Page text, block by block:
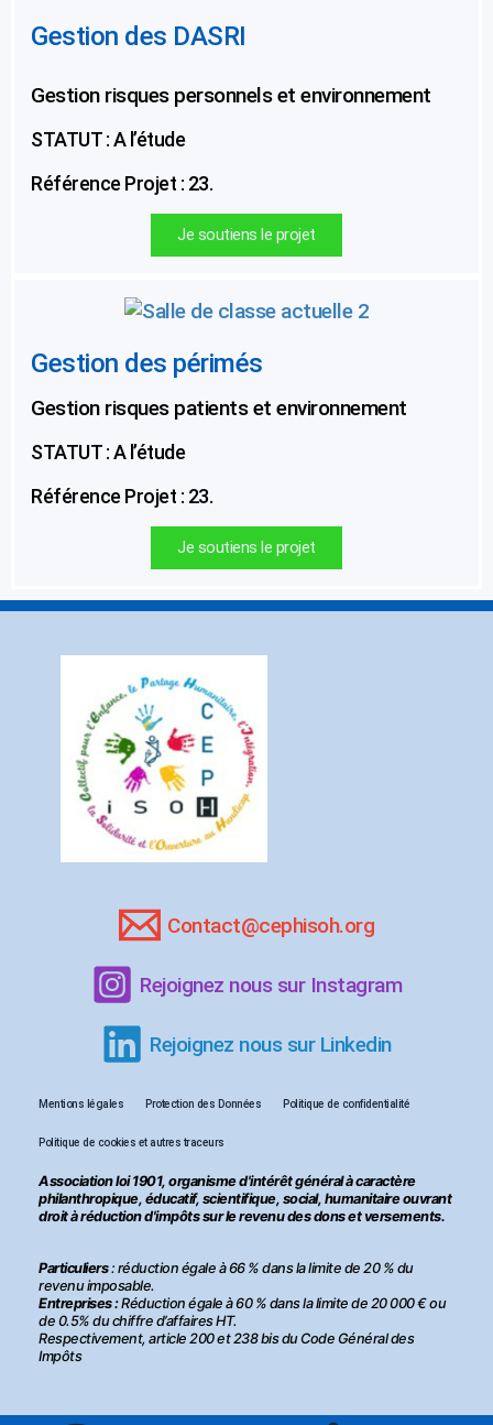
Gestion des DASRI
Gestion risques personnels et environnement
STATUT : A l’étude
Référence Projet : 23.
Je soutiens le projet
Gestion des périmés
Gestion risques patients et environnement
STATUT : A l’étude
Référence Projet : 23.
Je soutiens le projet
Contact@cephisoh.org
Rejoignez nous sur Instagram
Rejoignez nous sur Linkedin
Mentions légales Protection des Données Politique de confidentialité
Politique de cookies et autres traceurs
Association loi 1901, organisme d'intérêt général à caractère
philanthropique, éducatif, scientifique, social, humanitaire ouvrant
droit à réduction d'impôts sur le revenu des dons et versements.
Particuliers: réduction égale à 66 % dans la limite de 20 % du
revenu imposable.
Entreprises :Réduction égale à 60 % dans la limite de 20 000 € ou
de 0.5% du chiffre d’affaires HT.
Respectivement, article 200 et 238 bis du Code Général des
Impôts